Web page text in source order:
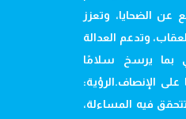
عن الضحايا، وتعزز
وتدعم العدالة
بما يرسخ سلامًا
على الإنصاف.الرؤية:
فيه المساءلة،